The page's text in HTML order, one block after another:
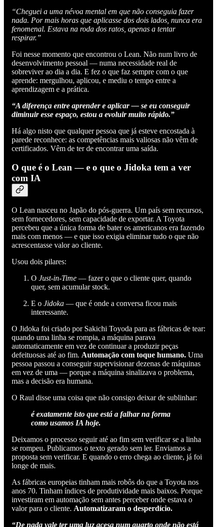
“Cheguei a uma névoa mental em que não conseguia fazer
nada. Por mais horas que aplicasse dos dois lados, nunca era
fenomenal. Estava na roda dos ratos, apenas a tentar
respirar.”
Foi nesse momento que encontrou o Lean. Não num livro de
desenvolvimento pessoal — numa necessidade real de
sobreviver ao dia a dia. E fez o que faz sempre com o que
aprende: mergulhou, aplicou, e mediu o tempo entre a
aprendizagem e a prática.
“A diferença entre aprender e aplicar — se eu conseguir
diminuir esse espaço, estou a evoluir muito rápido.”
Há algo nisto que qualquer pessoa que já esteve encostada à
parede reconhece: as competências mais valiosas não vêm de
certificados. Vêm de ter de encontrar uma saída.
O que é o Lean — e o que o Jidoka tem a ver
com IA
O Lean nasceu no Japão do pós-guerra. Um país sem recursos,
sem fornecedores, sem capacidade de exportar. A Toyota
percebeu que a única forma de bater os americanos era fazendo
mais com menos — e que isso exigia eliminar tudo o que não
acrescentasse valor ao cliente.
Usou dois pilares:
O Just-in-Time — fazer o que o cliente quer, quando
quer, sem acumular stock.
E o Jidoka — que é onde a conversa ficou mais
interessante.
O Jidoka foi criado por Sakichi Toyoda para as fábricas de tear:
quando uma linha se rompia, a máquina parava
automaticamente em vez de continuar a produzir peças
defeituosas até ao fim. Automação com toque humano. Uma
pessoa passou a conseguir supervisionar dezenas de máquinas
em vez de uma — porque a máquina sinalizava o problema,
mas a decisão era humana.
O Raul disse uma coisa que não consigo deixar de sublinhar:
é exatamente isto que está a falhar na forma
como usamos IA hoje.
Deixamos o processo seguir até ao fim sem verificar se a linha
se rompeu. Publicamos o texto gerado sem ler. Enviamos a
proposta sem verificar. E quando o erro chega ao cliente, já foi
longe de mais.
As fábricas europeias tinham mais robôs do que a Toyota nos
anos 70. Tinham índices de produtividade mais baixos. Porque
investiram em automação sem antes perceber onde estava o
valor para o cliente. Automatizaram o desperdício.
“De nada vale ter uma luz acesa num quarto onde não está